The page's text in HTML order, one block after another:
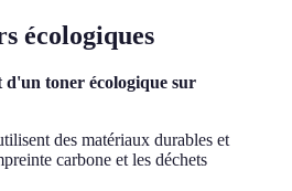
écologiques
d'un toner écologique sur
des matériaux durables et
carbone et les déchets